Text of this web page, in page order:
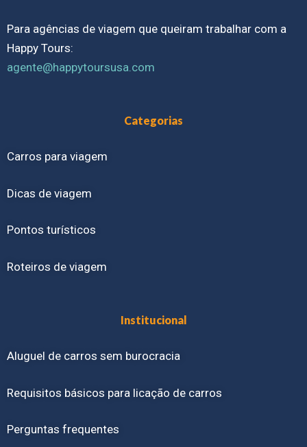
Para agências de viagem que queiram trabalhar com a
Happy Tours:
agente@happytoursusa.com
Categorias
Carros para viagem
Dicas de viagem
Pontos turísticos
Roteiros de viagem
Institucional
Aluguel de carros sem burocracia
Requisitos básicos para licação de carros
Perguntas frequentes